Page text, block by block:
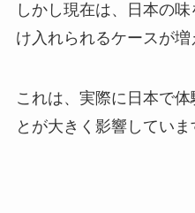
しかし現在は、日本の
け入れられるケースが増
これは、実際に日本で
とが大きく影響していま